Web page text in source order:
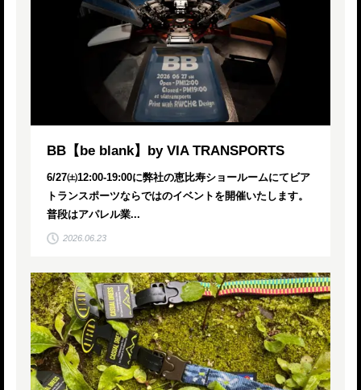
BB【be blank】by VIA TRANSPORTS
6/27㈯12:00-19:00に弊社の恵比寿ショールームにてビア
トランスポーツならではのイベントを開催いたします。
普段はアパレル業...
2026.06.23